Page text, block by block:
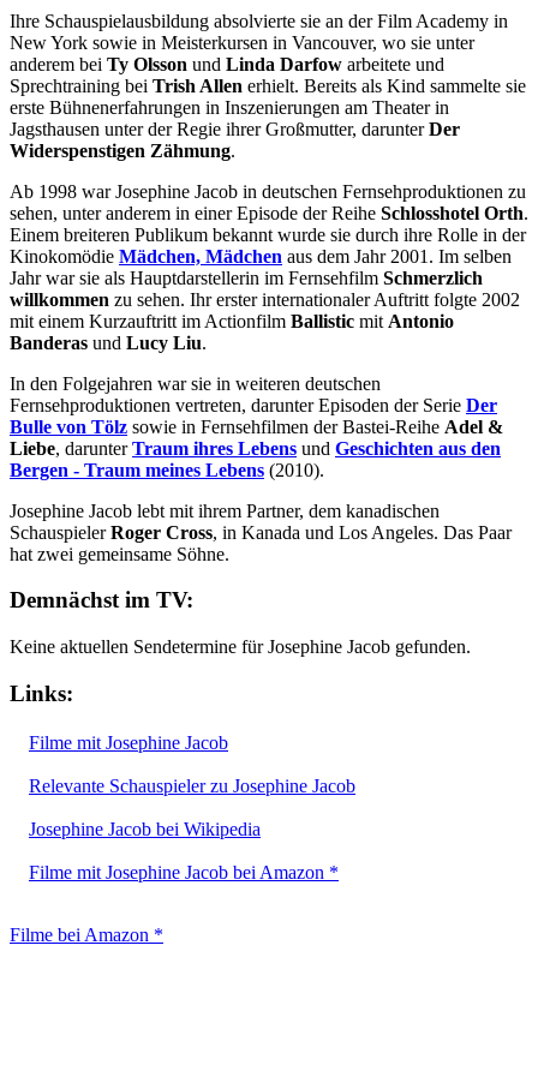
Ihre Schauspielausbildung absolvierte sie an der Film Academy in
New York sowie in Meisterkursen in Vancouver, wo sie unter
anderem bei Ty Olsson und Linda Darfow arbeitete und
Sprechtraining bei Trish Allen erhielt. Bereits als Kind sammelte sie
erste Bühnenerfahrungen in Inszenierungen am Theater in
Jagsthausen unter der Regie ihrer Großmutter, darunterDer
Widerspenstigen Zähmung.
Ab 1998 war Josephine Jacob in deutschen Fernsehproduktionen zu
sehen, unter anderem in einer Episode der Reihe Schlosshotel Orth.
Einem breiteren Publikum bekannt wurde sie durch ihre Rolle in der
Kinokomödie Mädchen, Mädchen aus dem Jahr 2001. Im selben
Jahr war sie als Hauptdarstellerin im Fernsehfilm Schmerzlich
willkommen zu sehen. Ihr erster internationaler Auftritt folgte 2002
mit einem Kurzauftritt im Actionfilm Ballistic mit Antonio
Banderas und Lucy Liu.
In den Folgejahren war sie in weiteren deutschen
Fernsehproduktionen vertreten, darunter Episoden der Serie Der
Bulle von Tölz sowie in Fernsehfilmen der Bastei-Reihe Adel &
Liebe, darunterTraum ihres Lebens und Geschichten aus den
Bergen - Traum meines Lebens (2010).
Josephine Jacob lebt mit ihrem Partner, dem kanadischen
SchauspielerRoger Cross, in Kanada und Los Angeles. Das Paar
hat zwei gemeinsame Söhne.
Demnächst im TV:
Keine aktuellen Sendetermine für Josephine Jacob gefunden.
Links:
Filme mit Josephine Jacob
Relevante Schauspieler zu Josephine Jacob
Josephine Jacob bei Wikipedia
Filme mit Josephine Jacob bei Amazon *
Filme bei Amazon *